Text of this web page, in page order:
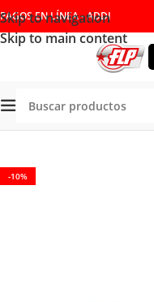
Skip to navigation
Skip to main content
PAGOS EN LÍNEA - ADDI
Tienda/HERRAMIENTAS
-10%